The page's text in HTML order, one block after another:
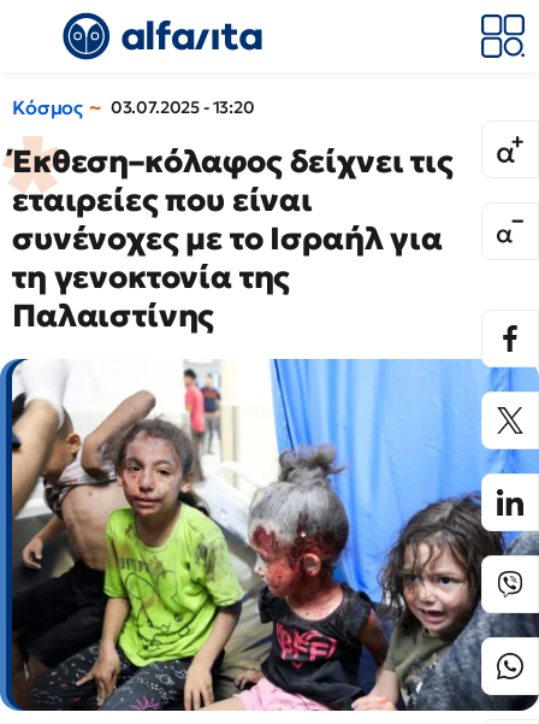
Κόσμος 03.07.2025 - 13:20
Έκθεση–κόλαφος δείχνει τις
εταιρείες που είναι
συνένοχες με το Ισραήλ για
τη γενοκτονία της
Παλαιστίνης